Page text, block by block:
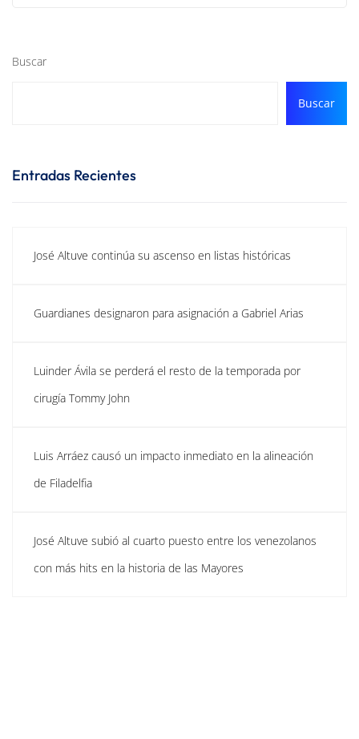
Buscar
Buscar
Entradas Recientes
José Altuve continúa su ascenso en listas históricas
Guardianes designaron para asignación a Gabriel Arias
Luinder Ávila se perderá el resto de la temporada por
cirugía Tommy John
Luis Arráez causó un impacto inmediato en la alineación
de Filadelfia
José Altuve subió al cuarto puesto entre los venezolanos
con más hits en la historia de las Mayores